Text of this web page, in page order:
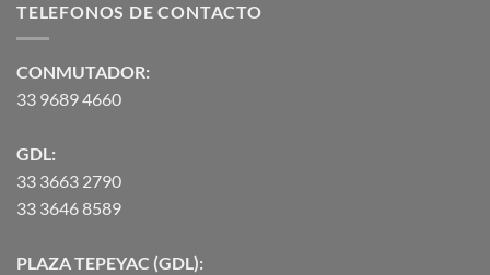
TELEFONOS DE CONTACTO
CONMUTADOR:
33 9689 4660
GDL:
33 3663 2790
33 3646 8589
PLAZA TEPEYAC (GDL):